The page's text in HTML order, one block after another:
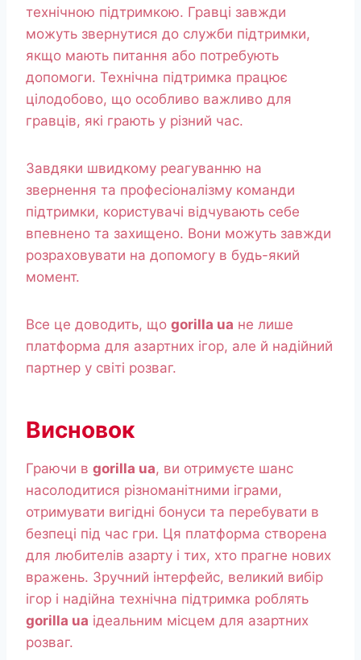
технічною підтримкою. Гравці завжди
можуть звернутися до служби підтримки,
якщо мають питання або потребують
допомоги. Технічна підтримка працює
цілодобово, що особливо важливо для
гравців, які грають у різний час.
Завдяки швидкому реагуванню на
звернення та професіоналізму команди
підтримки, користувачі відчувають себе
впевнено та захищено. Вони можуть завжди
розраховувати на допомогу в будь-який
момент.
Все це доводить, що gorilla ua не лише
платформа для азартних ігор, але й надійний
партнер у світі розваг.
Висновок
Граючи в gorilla ua, ви отримуєте шанс
насолодитися різноманітними іграми,
отримувати вигідні бонуси та перебувати в
безпеці під час гри. Ця платформа створена
для любителів азарту і тих, хто прагне нових
вражень. Зручний інтерфейс, великий вибір
ігор і надійна технічна підтримка роблять
gorilla ua ідеальним місцем для азартних
розваг.